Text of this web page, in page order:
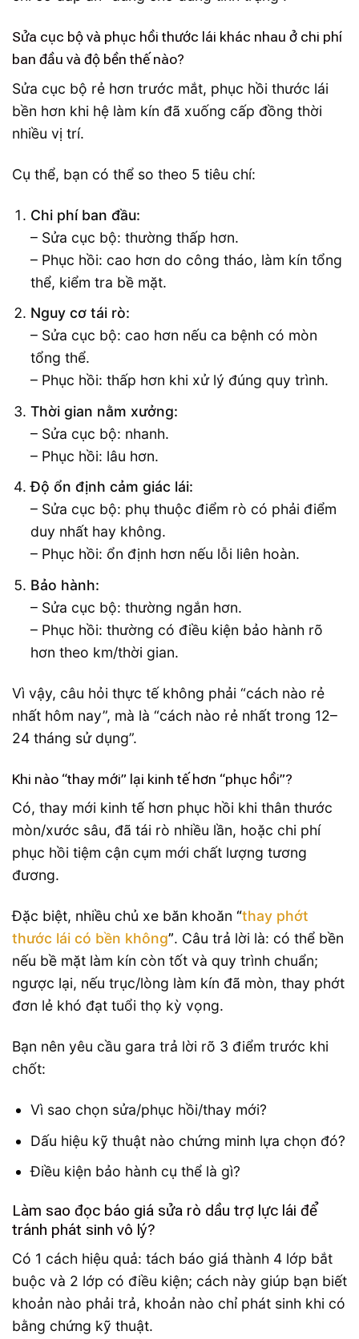
Sửa cục bộ và phục hồi thước lái khác nhau ở chi phí
ban đầu và độ bền thế nào?
Sửa cục bộ rẻ hơn trước mắt, phục hồi thước lái
bền hơn khi hệ làm kín đã xuống cấp đồng thời
nhiều vị trí.
Cụ thể, bạn có thể so theo 5 tiêu chí:
Chi phí ban đầu:
– Sửa cục bộ: thường thấp hơn.
– Phục hồi: cao hơn do công tháo, làm kín tổng
thể, kiểm tra bề mặt.
Nguy cơ tái rò:
– Sửa cục bộ: cao hơn nếu ca bệnh có mòn
tổng thể.
– Phục hồi: thấp hơn khi xử lý đúng quy trình.
Thời gian nằm xưởng:
– Sửa cục bộ: nhanh.
– Phục hồi: lâu hơn.
Độ ổn định cảm giác lái:
– Sửa cục bộ: phụ thuộc điểm rò có phải điểm
duy nhất hay không.
– Phục hồi: ổn định hơn nếu lỗi liên hoàn.
Bảo hành:
– Sửa cục bộ: thường ngắn hơn.
– Phục hồi: thường có điều kiện bảo hành rõ
hơn theo km/thời gian.
Vì vậy, câu hỏi thực tế không phải “cách nào rẻ
nhất hôm nay”, mà là “cách nào rẻ nhất trong 12–
24 tháng sử dụng”.
Khi nào “thay mới” lại kinh tế hơn “phục hồi”?
Có, thay mới kinh tế hơn phục hồi khi thân thước
mòn/xước sâu, đã tái rò nhiều lần, hoặc chi phí
phục hồi tiệm cận cụm mới chất lượng tương
đương.
Đặc biệt, nhiều chủ xe băn khoăn “thay phớt
thước lái có bền không”. Câu trả lời là: có thể bền
nếu bề mặt làm kín còn tốt và quy trình chuẩn;
ngược lại, nếu trục/lòng làm kín đã mòn, thay phớt
đơn lẻ khó đạt tuổi thọ kỳ vọng.
Bạn nên yêu cầu gara trả lời rõ 3 điểm trước khi
chốt:
Vì sao chọn sửa/phục hồi/thay mới?
Dấu hiệu kỹ thuật nào chứng minh lựa chọn đó?
Điều kiện bảo hành cụ thể là gì?
Làm sao đọc báo giá sửa rò dầu trợ lực lái để
tránh phát sinh vô lý?
Có 1 cách hiệu quả: tách báo giá thành 4 lớp bắt
buộc và 2 lớp có điều kiện; cách này giúp bạn biết
khoản nào phải trả, khoản nào chỉ phát sinh khi có
bằng chứng kỹ thuật.